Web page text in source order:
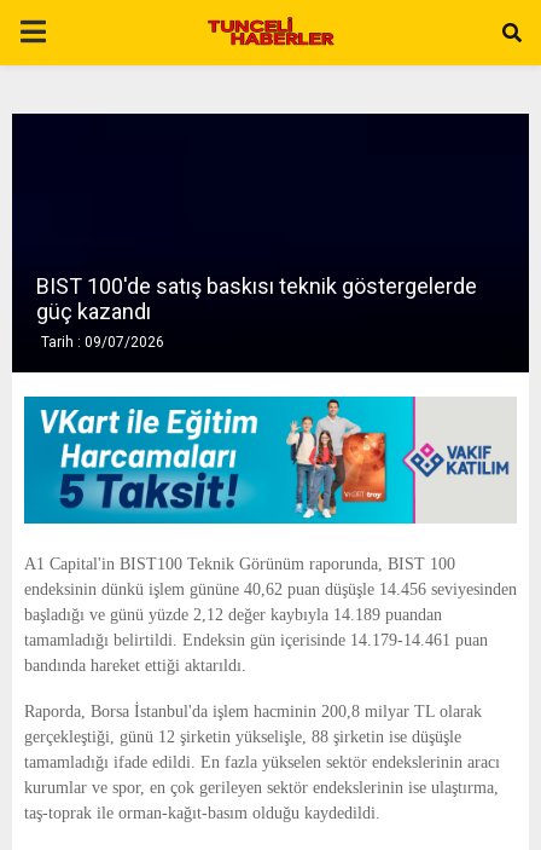
P
A
E
N
BIST 100'de satış baskısı teknik göstergelerde
güç kazandı
Tarih : 09/07/2026
A1 Capital'in BIST100 Teknik Görünüm raporunda, BIST 100
endeksinin dünkü işlem gününe 40,62 puan düşüşle 14.456 seviyesinden
başladığı ve günü yüzde 2,12 değer kaybıyla 14.189 puandan
tamamladığı belirtildi. Endeksin gün içerisinde 14.179-14.461 puan
bandında hareket ettiği aktarıldı.
Raporda, Borsa İstanbul'da işlem hacminin 200,8 milyar TL olarak
gerçekleştiği, günü 12 şirketin yükselişle, 88 şirketin ise düşüşle
tamamladığı ifade edildi. En fazla yükselen sektör endekslerinin aracı
kurumlar ve spor, en çok gerileyen sektör endekslerinin ise ulaştırma,
taş-toprak ile orman-kağıt-basım olduğu kaydedildi.